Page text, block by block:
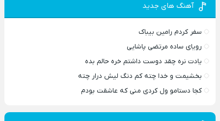
آهنگ های جدید
سفر کردم رامین بیباک
رویای ساده مرتضی پاشایی
یادت نره چقد دوست داشتم خره حالم بده
بخشیمت و خدا چته کم دنگ لیش درار چته
کجا دستامو ول کردی منی که عاشقت بودم